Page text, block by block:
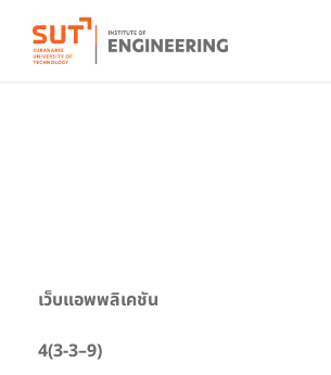
เว็บแอพพลิเคชัน
4(3-3–9)